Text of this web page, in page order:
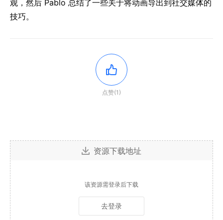
观，然后 Pablo 总结了一些关于将动画导出到社交媒体的
技巧。
点赞(1)
资源下载地址
该资源需登录后下载
去登录